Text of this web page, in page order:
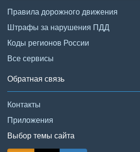
Правила дорожного движения
Штрафы за нарушения ПДД
Коды регионов России
Все сервисы
Обратная связь
Контакты
Приложения
Выбор темы сайта